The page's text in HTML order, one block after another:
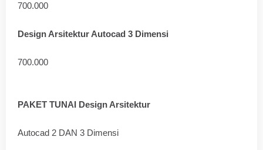
700.000
Design Arsitektur Autocad 3 Dimensi
700.000
PAKET TUNAI Design Arsitektur
Autocad 2 DAN 3 Dimensi